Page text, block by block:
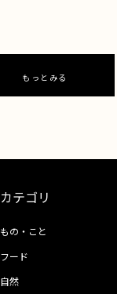
もっとみる
カテゴリ
もの・こと
フード
自然